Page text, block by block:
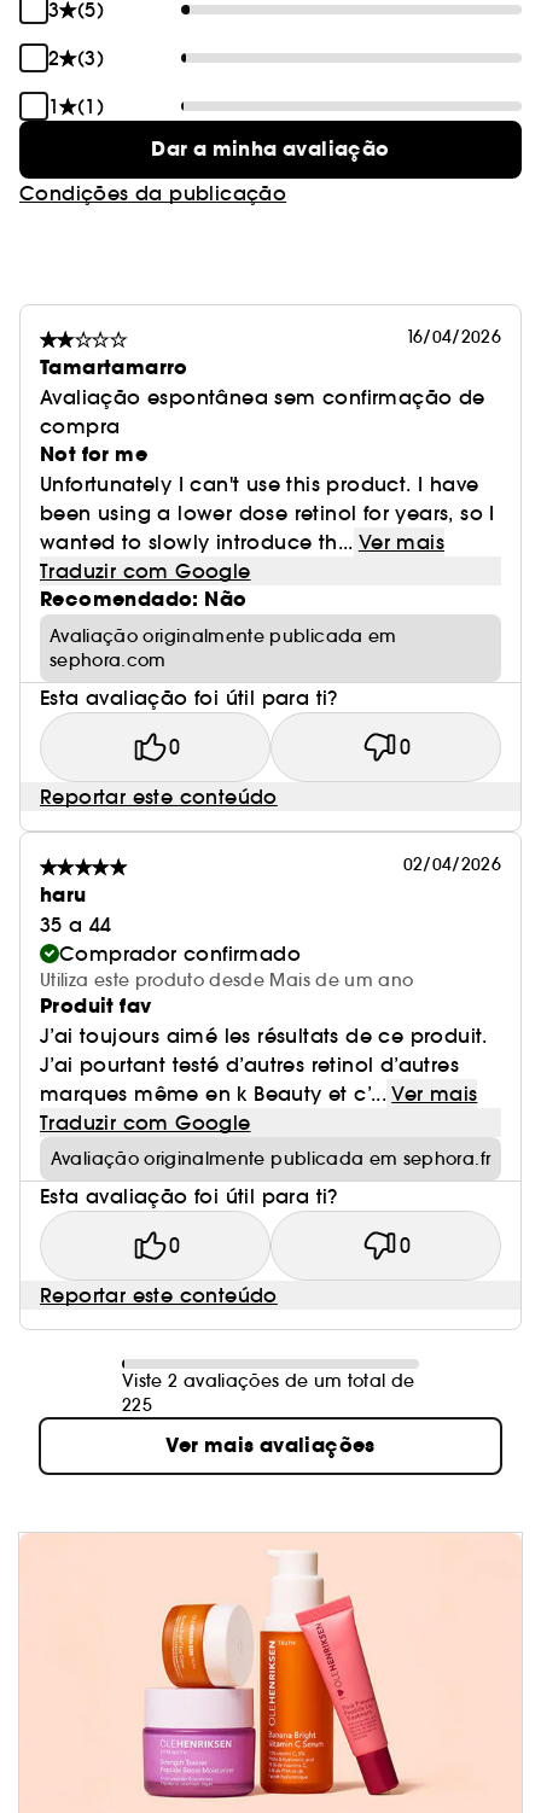
3
(5)
2
(3)
1
(1)
Dar a minha avaliação
Condições da publicação
16/04/2026
Tamartamarro
Avaliação espontânea sem confirmação de
compra
Not for me
Unfortunately I can't use this product. I have
been using a lower dose retinol for years, so I
wanted to slowly introduce th... Ver mais
Traduzir com Google
Recomendado: Não
Avaliação originalmente publicada em
sephora.com
Esta avaliação foi útil para ti?
0 0
Reportar este conteúdo
02/04/2026
haru
35 a 44
Comprador confirmado
Utiliza este produto desde Mais de um ano
Produit fav
J’ai toujours aimé les résultats de ce produit.
J’ai pourtant testé d’autres retinol d’autres
marques même en k Beauty et c’... Ver mais
Traduzir com Google
Avaliação originalmente publicada em sephora.fr
Esta avaliação foi útil para ti?
0 0
Reportar este conteúdo
Viste 2 avaliações de um total de
225
Ver mais avaliações